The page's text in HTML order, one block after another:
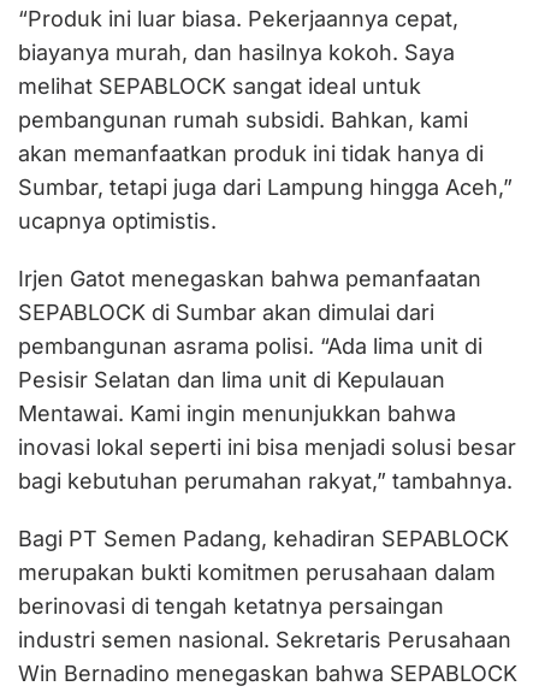
“Produk ini luar biasa. Pekerjaannya cepat,
biayanya murah, dan hasilnya kokoh. Saya
melihat SEPABLOCK sangat ideal untuk
pembangunan rumah subsidi. Bahkan, kami
akan memanfaatkan produk ini tidak hanya di
Sumbar, tetapi juga dari Lampung hingga Aceh,”
ucapnya optimistis.
Irjen Gatot menegaskan bahwa pemanfaatan
SEPABLOCK di Sumbar akan dimulai dari
pembangunan asrama polisi. “Ada lima unit di
Pesisir Selatan dan lima unit di Kepulauan
Mentawai. Kami ingin menunjukkan bahwa
inovasi lokal seperti ini bisa menjadi solusi besar
bagi kebutuhan perumahan rakyat,” tambahnya.
Bagi PT Semen Padang, kehadiran SEPABLOCK
merupakan bukti komitmen perusahaan dalam
berinovasi di tengah ketatnya persaingan
industri semen nasional. Sekretaris Perusahaan
Win Bernadino menegaskan bahwa SEPABLOCK